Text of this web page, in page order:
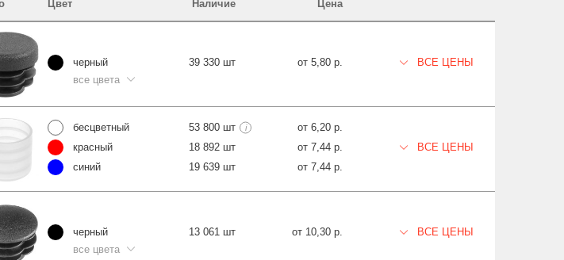
Цвет Наличие Цена
черный
все цвета
39 330 шт от 5,80 р. ВСЕ ЦЕНЫ
бесцветный
красный
синий
53 800 шт i
18 892 шт
19 639 шт
от 6,20 р.
от 7,44 р.
от 7,44 р.
ВСЕ ЦЕНЫ
черный
все цвета
13 061 шт от 10,30 р. ВСЕ ЦЕНЫ